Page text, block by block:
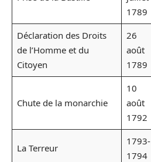
1789
Déclaration des Droits
de l’Homme et du
Citoyen
26
août
1789
Chute de la monarchie
10
août
1792
La Terreur
1793-
1794